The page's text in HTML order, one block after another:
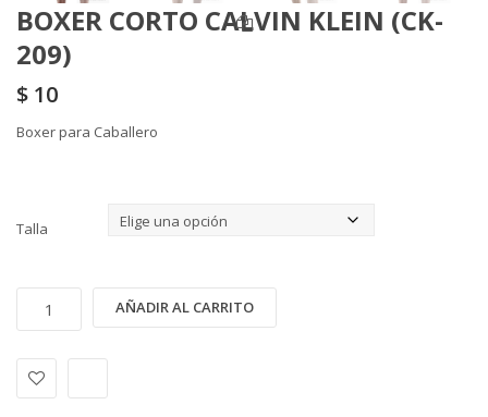
BOXER CORTO CALVIN KLEIN (CK-
209)
$ 10
Boxer para Caballero
Talla
KLEIN
(CK-
AÑADIR AL CARRITO